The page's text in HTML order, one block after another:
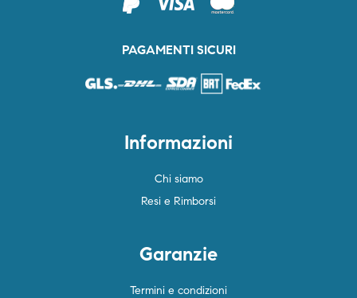
PAGAMENTI SICURI
Informazioni
Chi siamo
Resi e Rimborsi
Garanzie
Termini e condizioni